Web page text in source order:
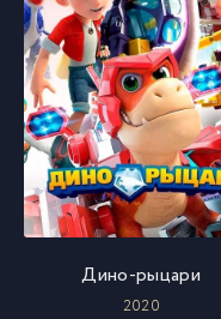
Дино-рыцари
2020